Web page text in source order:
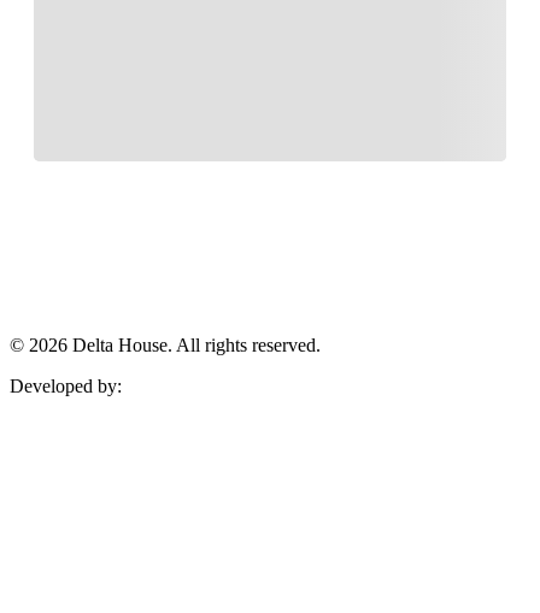
© 2026 Delta House. All rights reserved.
Developed by: